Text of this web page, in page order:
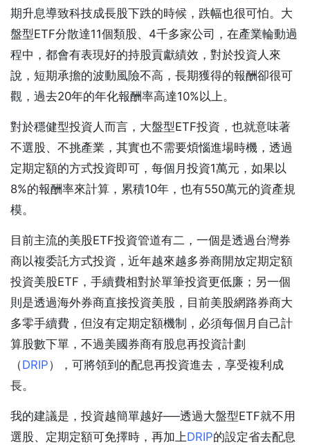
期升息導致科技成長股下跌的時候，跌幅也很可怕。大
盤型ETF分散達11個類股、4千多家公司，在產業輪動過
程中，都會有表現好的持股貢獻績效，對於投資人來
說，短期承擔的波動風險不高，長期獲得的報酬卻很可
觀，過去20年的年化報酬率高達10%以上。
對於穩健型投資人而言，大盤型ETF投資，也就意味著
不選股、不挑產業，其實也不需要煩惱進場時機，透過
定期定額的方式投資即可，每個月投資1萬元，如果以
8%的報酬率來計算，累積10年，也有550萬元的資產規
模。
目前主流的美股ETF投資管道有二，一個是透過台灣券
商以複委託方式投資，近年越來越多券商開放定期定額
投資美股ETF，手續費相對於單筆投資更低廉；另一個
則是透過海外券商直接投資美股，目前美股網路券商大
多零手續費，但沒有定期定額機制，必須每個月自己計
算股數下單，不過美國券商有股息再投資計劃
（DRIP），可將領到的配息再投資進去，享受複利成
長。
我的建議是，投資越簡單越好──透過大盤型ETF就不用
選股、定期定額可免擇時，再加上DRIP的設定省去配息